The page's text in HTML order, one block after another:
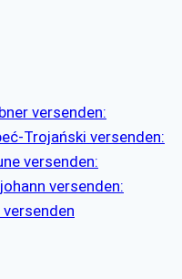
versenden:
Trojański versenden:
versenden:
versenden: